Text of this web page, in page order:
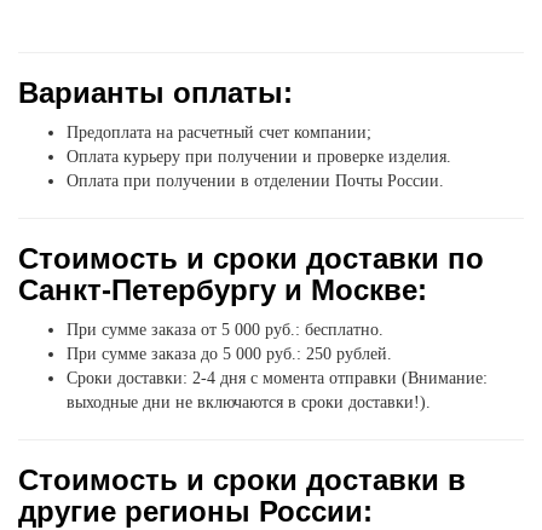
Варианты оплаты:
Предоплата на расчетный счет компании;
Оплата курьеру при получении и проверке изделия.
Оплата при получении в отделении Почты России.
Стоимость и сроки доставки по
Санкт-Петербургу и Москве:
При сумме заказа от 5 000 руб.: бесплатно.
При сумме заказа до 5 000 руб.: 250 рублей.
Сроки доставки: 2-4 дня с момента отправки (Внимание:
выходные дни не включаются в сроки доставки!).
Стоимость и сроки доставки в
другие регионы России: